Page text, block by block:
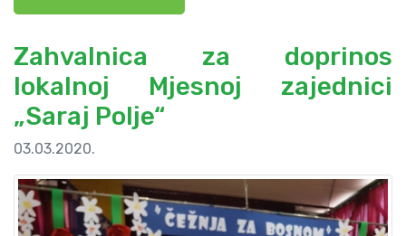
Zahvalnica za doprinos
lokalnoj Mjesnoj zajednici
„Saraj Polje“
03.03.2020.